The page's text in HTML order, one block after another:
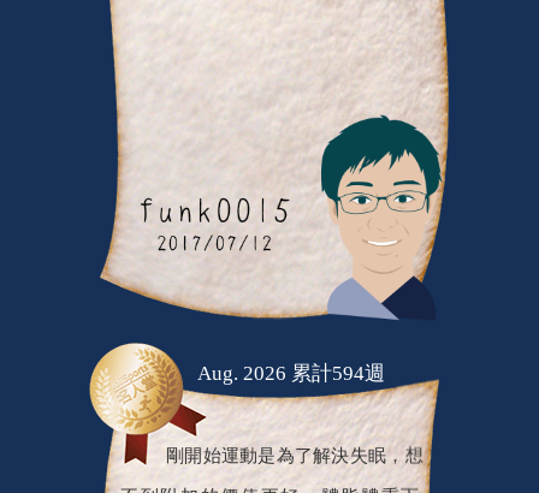
Aug. 2026 累計594週
剛開始運動是為了解決失眠，想
不到附加的價值更好：體脂體重下